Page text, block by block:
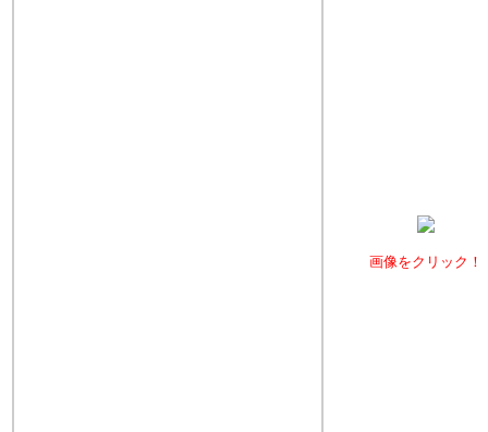
画像をクリック！